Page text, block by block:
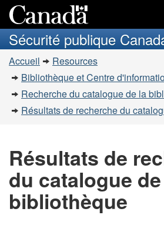
au
à
la
Recherche
et
menus
Sécurité publique
Vous
êtes
ici
Accueil
Resources
Bibliothèque et Centre
Recherche du catalogue de la
Résultats de recherche du
Résultats de
du catalogue
bibliothèque